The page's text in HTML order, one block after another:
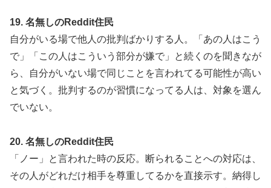
19. 名無しのReddit住民
自分がいる場で他人の批判ばかりする人。「あの人はこう
で」「この人はこういう部分が嫌で」と続くのを聞きなが
ら、自分がいない場で同じことを言われてる可能性が高い
と気づく。批判するのが習慣になってる人は、対象を選ん
でいない。
20. 名無しのReddit住民
「ノー」と言われた時の反応。断られることへの対応は、
その人がどれだけ相手を尊重してるかを直接示す。納得し